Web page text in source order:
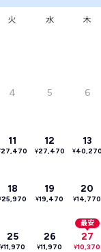
火 水 木
4 5 6
11
27,470
12
¥27,470
13
¥40,270
18
25,970
19
¥19,470
20
¥14,770
25
¥11,970
26
¥11,970
最安
27
¥10,370